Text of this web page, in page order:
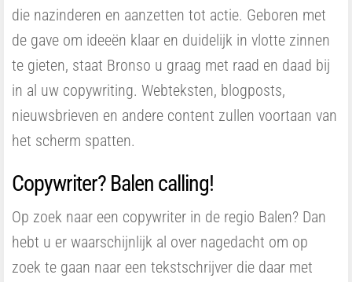
die nazinderen en aanzetten tot actie. Geboren met
de gave om ideeën klaar en duidelijk in vlotte zinnen
te gieten, staat Bronso u graag met raad en daad bij
in al uw copywriting. Webteksten, blogposts,
nieuwsbrieven en andere content zullen voortaan van
het scherm spatten.
Copywriter? Balen calling!
Op zoek naar een copywriter in de regio Balen? Dan
hebt u er waarschijnlijk al over nagedacht om op
zoek te gaan naar een tekstschrijver die daar met